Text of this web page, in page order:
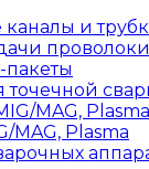
и
проволоки
пакеты
точечной
MAG,
Plasma